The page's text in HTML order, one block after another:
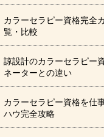
カラーセラピー資格完全
覧・比較
諒設計のカラーセラピー
ネーターとの違い
カラーセラピー資格を仕
ハウ完全攻略